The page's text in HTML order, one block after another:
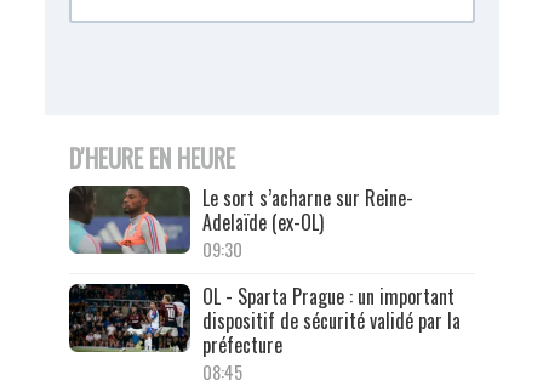
D'HEURE EN HEURE
Le sort s’acharne sur Reine-
Adelaïde (ex-OL)
09:30
OL - Sparta Prague : un important
dispositif de sécurité validé par la
préfecture
08:45